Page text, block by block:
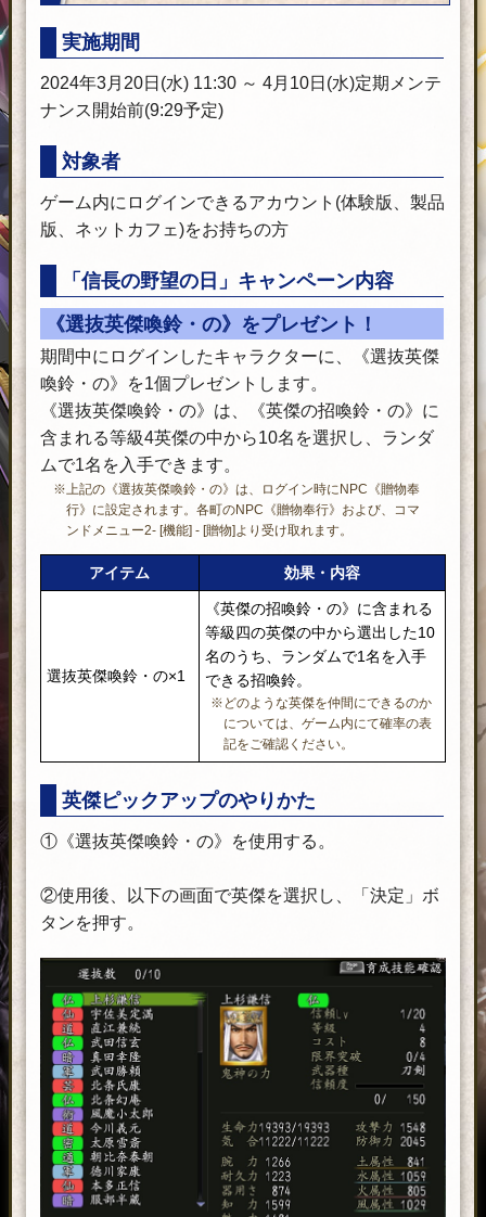
実施期間
2024年3月20日(水) 11:30 ～ 4月10日(水)定期メンテ
ナンス開始前(9:29予定)
対象者
ゲーム内にログインできるアカウント(体験版、製品
版、ネットカフェ)をお持ちの方
「信長の野望の日」キャンペーン内容
《選抜英傑喚鈴・の》をプレゼント！
期間中にログインしたキャラクターに、《選抜英傑
喚鈴・の》を1個プレゼントします。
《選抜英傑喚鈴・の》は、《英傑の招喚鈴・の》に
含まれる等級4英傑の中から10名を選択し、ランダ
ムで1名を入手できます。
※上記の《選抜英傑喚鈴・の》は、ログイン時にNPC《贈物奉
行》に設定されます。各町のNPC《贈物奉行》および、コマ
ンドメニュー2- [機能] - [贈物]より受け取れます。
アイテム 効果・内容
選抜英傑喚鈴・の×1
《英傑の招喚鈴・の》に含まれる
等級四の英傑の中から選出した10
名のうち、ランダムで1名を入手
できる招喚鈴。
※どのような英傑を仲間にできるのか
については、ゲーム内にて確率の表
記をご確認ください。
英傑ピックアップのやりかた
①《選抜英傑喚鈴・の》を使用する。
②使用後、以下の画面で英傑を選択し、「決定」ボ
タンを押す。